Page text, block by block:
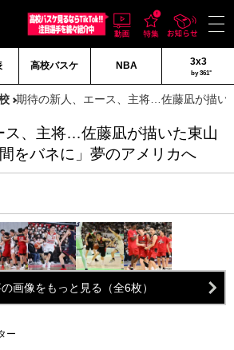
高校バスケ NBA 3x3
by 361°
期待の新人、エース、主将…佐藤凪が描い
ス、主将…佐藤凪が描いた東山
をバネに」夢のアメリカへ
画像をもっと見る（全6枚）
ー